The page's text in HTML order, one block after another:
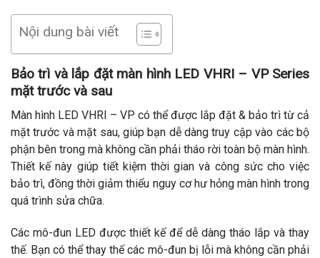
Nội dung bài viết
Bảo trì và lắp đặt màn hình LED VHRI – VP Series
mặt trước và sau
Màn hình LED VHRI – VP có thể được lắp đặt & bảo trì từ cả
mặt trước và mặt sau, giúp bạn dễ dàng truy cập vào các bộ
phận bên trong mà không cần phải tháo rời toàn bộ màn hình.
Thiết kế này giúp tiết kiệm thời gian và công sức cho việc
bảo trì, đồng thời giảm thiểu nguy cơ hư hỏng màn hình trong
quá trình sửa chữa.
Các mô-đun LED được thiết kế để dễ dàng tháo lắp và thay
thế. Bạn có thể thay thế các mô-đun bị lỗi mà không cần phải